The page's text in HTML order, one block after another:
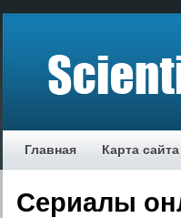
Главная Карта сайта
Сериалы